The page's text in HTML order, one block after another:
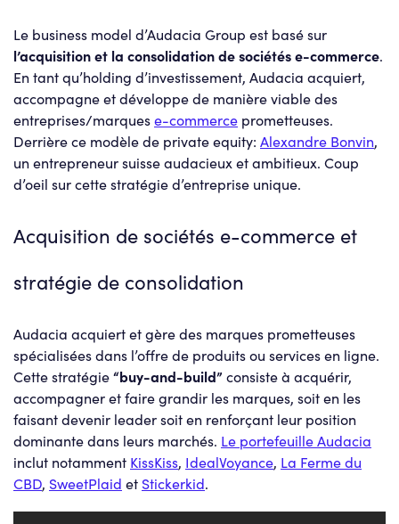
Le business model d’Audacia Group est basé sur
l’acquisition et la consolidation de sociétés e-commerce.
En tant qu’holding d’investissement, Audacia acquiert,
accompagne et développe de manière viable des
entreprises/marquese-commerce prometteuses.
Derrière ce modèle de private equity: Alexandre Bonvin,
un entrepreneur suisse audacieux et ambitieux. Coup
d’oeil sur cette stratégie d’entreprise unique.
Acquisition de sociétés e-commerce et
stratégie de consolidation
Audacia acquiert et gère des marques prometteuses
spécialisées dans l’offre de produits ou services en ligne.
Cette stratégie“buy-and-build” consiste à acquérir,
accompagner et faire grandir les marques, soit en les
faisant devenir leader soit en renforçant leur position
dominante dans leurs marchés. Le portefeuille Audacia
inclut notamment KissKiss, IdealVoyance, La Ferme du
CBD, SweetPlaid et Stickerkid.